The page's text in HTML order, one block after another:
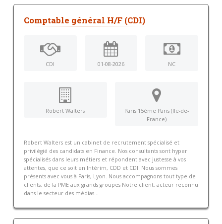
Comptable général H/F (CDI)
CDI 01-08-2026 NC
Robert Walters
Paris 15ème Paris (Ile-de-
France)
Robert Walters est un cabinet de recrutement spécialisé et
privilégié des candidats en Finance. Nos consultants sont hyper
spécialisés dans leurs métiers et répondent avec justesse à vos
attentes, que ce soit en Intérim, CDD et CDI. Nous sommes
présents avec vous à Paris, Lyon. Nous accompagnons tout type de
clients, de la PME aux grands groupes Notre client, acteur reconnu
dans le secteur des médias...